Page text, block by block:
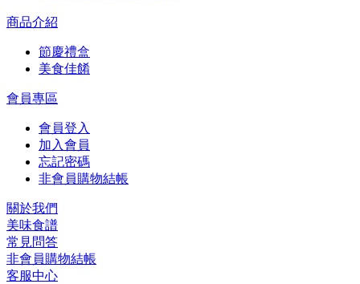
商品介紹
節慶禮盒
美食佳餚
會員專區
會員登入
加入會員
忘記密碼
非會員購物結帳
關於我們
美味食譜
常見問答
非會員購物結帳
客服中心